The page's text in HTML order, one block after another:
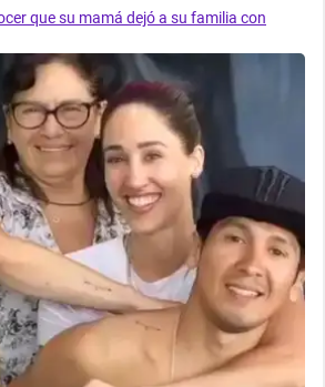
que su mamá dejó a su familia con